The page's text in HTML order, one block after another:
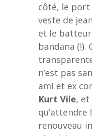
côté, le
veste de
et le
bandana (!).
n’est pas
ami et ex
Kurt Vile, et
qu’attendre
renouveau